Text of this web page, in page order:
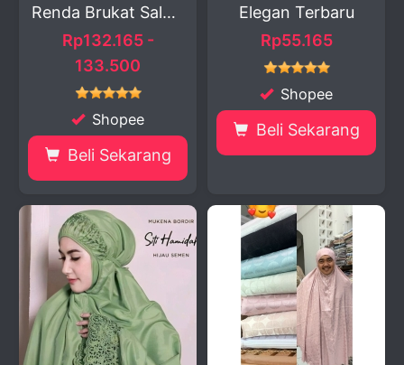
Renda Brukat Salwa
...
Rp132.165 -
133.500
Shopee
Beli Sekarang
Elegan Terbaru
Rp55.165
Shopee
Beli Sekarang